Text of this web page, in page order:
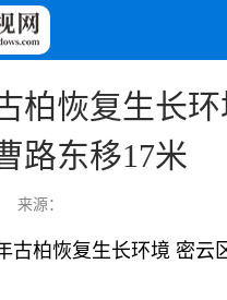
柏恢复生长
路东移17米
来源：
柏恢复生长环境 密云